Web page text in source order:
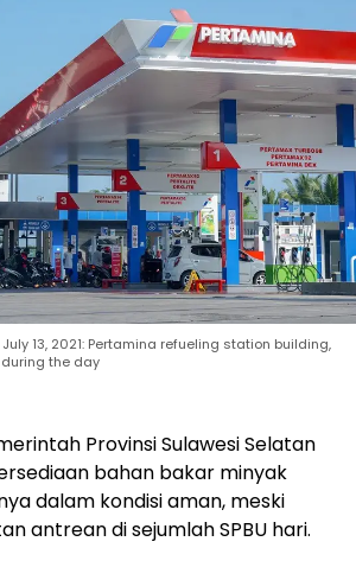
13, 2021: Pertamina refueling station building,
the day
Provinsi Sulawesi Selatan
bahan bakar minyak
dalam kondisi aman, meski
antrean di sejumlah SPBU hari.